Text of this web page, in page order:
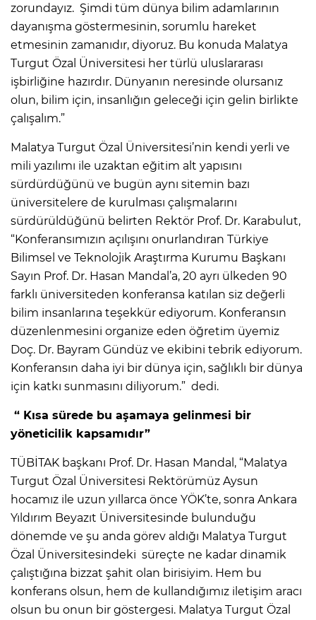
zorundayız. Şimdi tüm dünya bilim adamlarının
dayanışma göstermesinin, sorumlu hareket
etmesinin zamanıdır, diyoruz. Bu konuda Malatya
Turgut Özal Üniversitesi her türlü uluslararası
işbirliğine hazırdır. Dünyanın neresinde olursanız
olun, bilim için, insanlığın geleceği için gelin birlikte
çalışalım.”
Malatya Turgut Özal Üniversitesi’nin kendi yerli ve
mili yazılımı ile uzaktan eğitim alt yapısını
sürdürdüğünü ve bugün aynı sitemin bazı
üniversitelere de kurulması çalışmalarını
sürdürüldüğünü belirten Rektör Prof. Dr. Karabulut,
“Konferansımızın açılışını onurlandıran Türkiye
Bilimsel ve Teknolojik Araştırma Kurumu Başkanı
Sayın Prof. Dr. Hasan Mandal’a, 20 ayrı ülkeden 90
farklı üniversiteden konferansa katılan siz değerli
bilim insanlarına teşekkür ediyorum. Konferansın
düzenlenmesini organize eden öğretim üyemiz
Doç. Dr. Bayram Gündüz ve ekibini tebrik ediyorum.
Konferansın daha iyi bir dünya için, sağlıklı bir dünya
için katkı sunmasını diliyorum.” dedi.
“ Kısa sürede bu aşamaya gelinmesi bir
yöneticilik kapsamıdır”
TÜBİTAK başkanı Prof. Dr. Hasan Mandal, “Malatya
Turgut Özal Üniversitesi Rektörümüz Aysun
hocamız ile uzun yıllarca önce YÖK’te, sonra Ankara
Yıldırım Beyazıt Üniversitesinde bulunduğu
dönemde ve şu anda görev aldığı Malatya Turgut
Özal Üniversitesindeki süreçte ne kadar dinamik
çalıştığına bizzat şahit olan birisiyim. Hem bu
konferans olsun, hem de kullandığımız iletişim aracı
olsun bu onun bir göstergesi. Malatya Turgut Özal